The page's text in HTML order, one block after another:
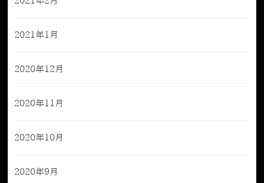
2021年1月
2020年12月
2020年11月
2020年10月
2020年9月